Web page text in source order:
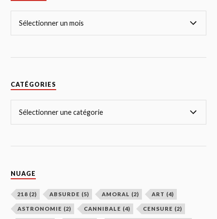
CATÉGORIES
NUAGE
218 (2) ABSURDE (5) AMORAL (2) ART (4)
ASTRONOMIE (2) CANNIBALE (4) CENSURE (2)